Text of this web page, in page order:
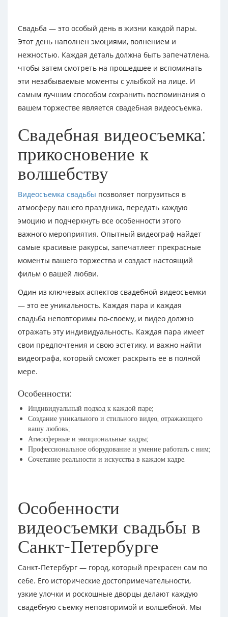
Свадьба — это особый день в жизни каждой пары.
Этот день наполнен эмоциями, волнением и
нежностью. Каждая деталь должна быть запечатлена,
чтобы затем смотреть на прошедшее и вспоминать
эти незабываемые моменты с улыбкой на лице. И
самым лучшим способом сохранить воспоминания о
вашем торжестве является свадебная видеосъемка.
Свадебная видеосъемка:
прикосновение к
волшебству
Видеосъемка свадьбы позволяет погрузиться в
атмосферу вашего праздника, передать каждую
эмоцию и подчеркнуть все особенности этого
важного мероприятия. Опытный видеограф найдет
самые красивые ракурсы, запечатлеет прекрасные
моменты вашего торжества и создаст настоящий
фильм о вашей любви.
Один из ключевых аспектов свадебной видеосъемки
— это ее уникальность. Каждая пара и каждая
свадьба неповторимы по-своему, и видео должно
отражать эту индивидуальность. Каждая пара имеет
свои предпочтения и свою эстетику, и важно найти
видеографа, который сможет раскрыть ее в полной
мере.
Особенности:
Индивидуальный подход к каждой паре;
Создание уникального и стильного видео, отражающего
вашу любовь;
Атмосферные и эмоциональные кадры;
Профессиональное оборудование и умение работать с ним;
Сочетание реальности и искусства в каждом кадре.
Особенности
видеосъемки свадьбы в
Санкт-Петербурге
Санкт-Петербург — город, который прекрасен сам по
себе. Его исторические достопримечательности,
узкие улочки и роскошные дворцы делают каждую
свадебную съемку неповторимой и волшебной. Мы